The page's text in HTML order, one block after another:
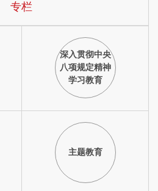
专栏
深入贯彻中央
八项规定精神
学习教育
主题教育